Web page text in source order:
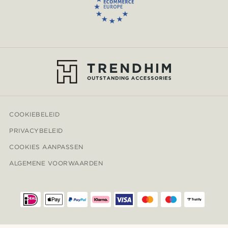
COOKIEBELEID
PRIVACYBELEID
COOKIES AANPASSEN
ALGEMENE VOORWAARDEN